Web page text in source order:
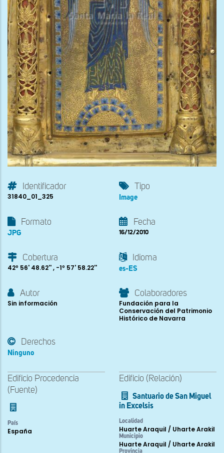
Identificador
31840_01_325
Tipo
Image
Formato
JPG
Fecha
16/12/2010
Cobertura
42º 56' 48.62'' , -1º 57' 58.22''
Idioma
es-ES
Autor
Sin información
Colaboradores
Fundación para la
Conservación del Patrimonio
Histórico de Navarra
Derechos
Ninguno
Edificio Procedencia
(Fuente)
País
España
Edificio (Relación)
Santuario de San Miguel
in Excelsis
Localidad
Huarte Araquil / Uharte Arakil
Municipio
Huarte Araquil / Uharte Arakil
Provincia